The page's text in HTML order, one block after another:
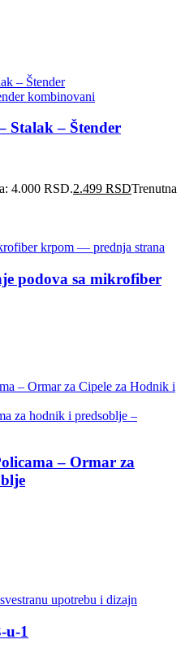
Stalak – Štender
4.000 RSD.2.499 RSDTrenutna
podova sa mikrofiber
– Ormar za
u-1